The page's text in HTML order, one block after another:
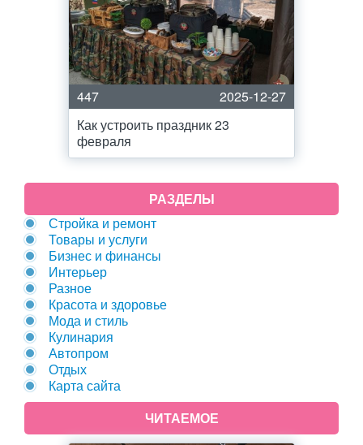
447
2025-12-27
Как устроить праздник 23
февраля
РАЗДЕЛЫ
Стройка и ремонт
Товары и услуги
Бизнес и финансы
Интерьер
Разное
Красота и здоровье
Мода и стиль
Кулинария
Автопром
Отдых
Карта сайта
ЧИТАЕМОЕ